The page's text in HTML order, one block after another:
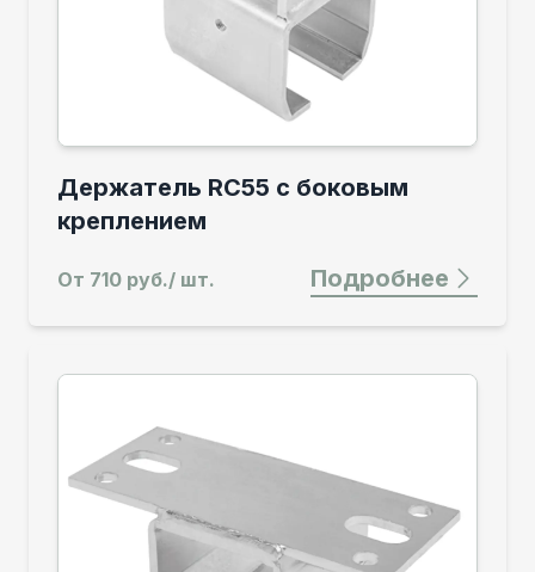
Держатель RC55 с боковым
креплением
От 710 руб./ шт. Подробнее